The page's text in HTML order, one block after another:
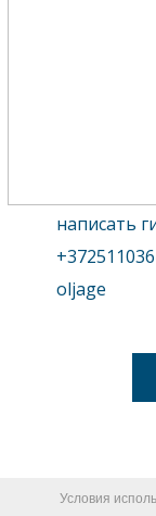
написать
oljage
Условия